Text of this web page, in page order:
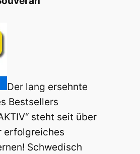
Der lang ersehnte
Bestsellers
steht seit über
erfolgreiches
Schwedisch